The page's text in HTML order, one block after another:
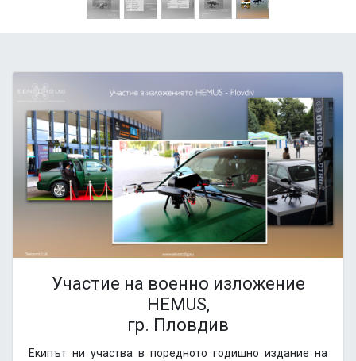
Участие на военно изложение
HEMUS,
гр. Пловдив
Екипът ни участва в поредното годишно издание на